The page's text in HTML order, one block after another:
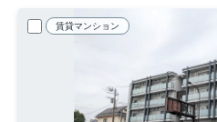
賃貸マンション